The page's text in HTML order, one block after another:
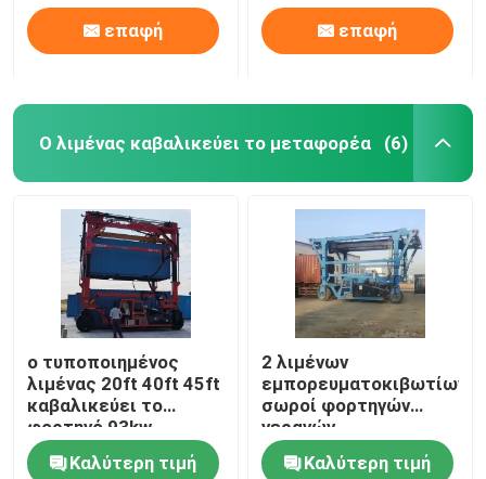
Σπίτι
Προϊόντα
Βίντεο
επαφή επαφή
Ο λιμένας καβαλικεύει το μεταφορέα (6)
ο τυποποιημένος
λιμένας 20ft 40ft 45ft
καβαλικεύει το
φορτηγό 93kw
μεταφορέων με τη
μηχανή της Cummins
Καλύτερη τιμή
2 λιμένων
εμπορευματοκιβωτίων
σωροί φορτηγών
γερανών,
τυποποιημένος
ανυψωτικός
Καλύτερη τιμή